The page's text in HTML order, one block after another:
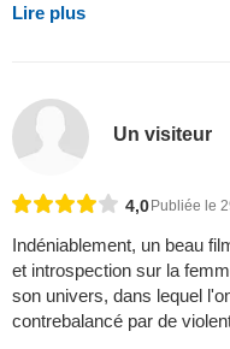
Lire plus
Un visiteur
4,0 Publiée le
Indéniablement, un beau
et introspection sur la
son univers, dans lequel
contrebalancé par de